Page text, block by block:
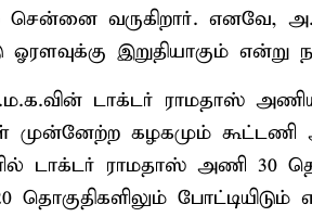
சென்னை வருகிறார். எனவே,
இறுதியாகும் என்று
டாக்டர் ராமதாஸ்
கழகமும் கூட்டணி
டாக்டர் ராமதாஸ் அணி 30
தொகுதிகளிலும்